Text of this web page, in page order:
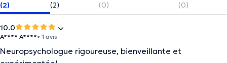
(2)
(2)
(0)
(0)
10.0
A**** A****• 1 avis
Neuropsychologue rigoureuse, bienveillante et